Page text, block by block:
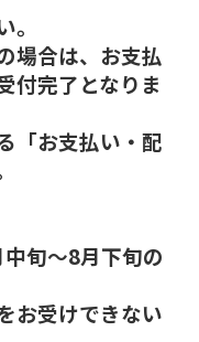
場合は、お支払
付完了となりま
「お支払い・配
旬～8月下旬の
お受けできない